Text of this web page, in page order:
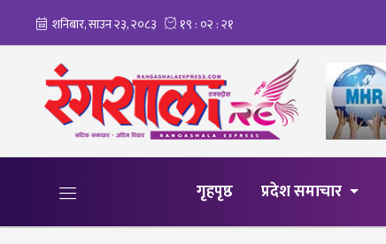
गृहपृष्ठ प्रदेश समाचार